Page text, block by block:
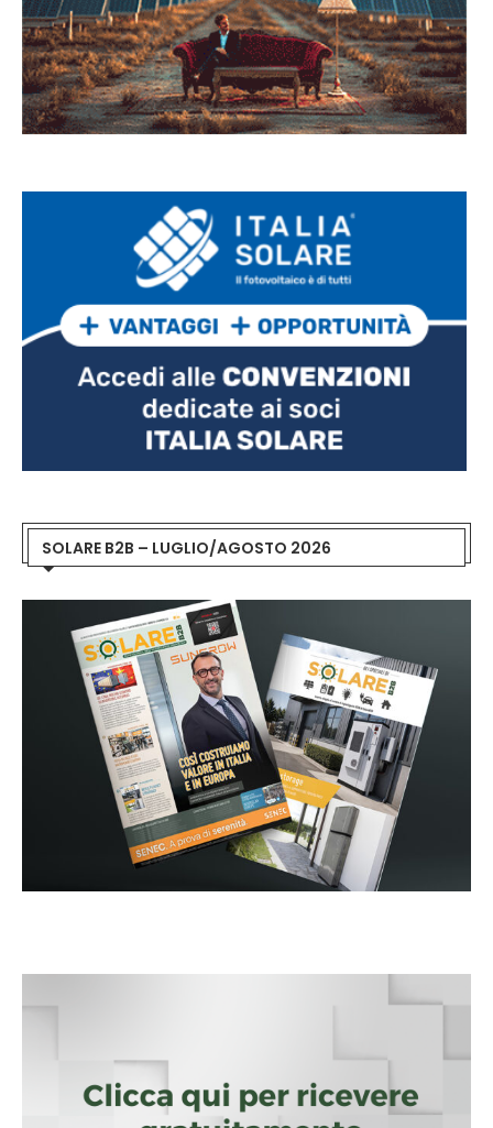
SOLARE B2B – LUGLIO/AGOSTO 2026